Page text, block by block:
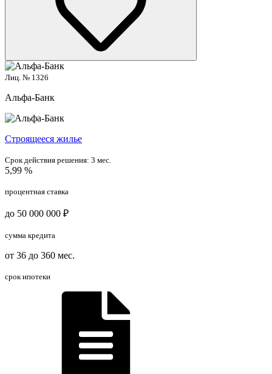
Лиц. № 1326
Альфа-Банк
Cтроящееся жилье
Срок действия решения: 3 мес.
5,99 %
процентная ставка
до 50 000 000 ₽
сумма кредита
от 36 до 360 мес.
срок ипотеки